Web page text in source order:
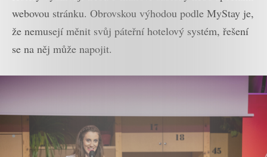
webovou stránku. Obrovskou výhodou podle MyStay je,
že nemusejí měnit svůj páteřní hotelový systém, řešení
se na něj může napojit.